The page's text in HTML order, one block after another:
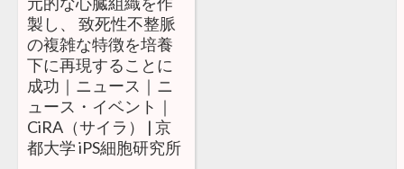
製し、 致死性不整脈
の複雑な特徴を培養
下に再現することに
成功｜ニュース｜ニ
ュース・イベント｜
CiRA（サイラ） | 京
都大学 iPS細胞研究所